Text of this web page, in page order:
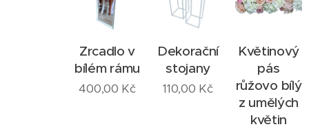
Zrcadlo v
bílém rámu
400,00 Kč
Dekorační
stojany
110,00 Kč
Květinový
pás
růžovo bílý
z umělých
květin